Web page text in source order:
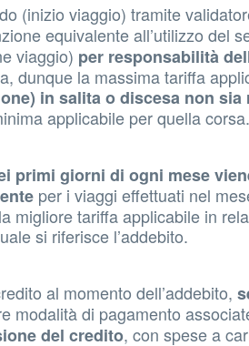
(inizio viaggio) tramite
equivalente all’utilizzo del
viaggio) per responsabilità
dunque la massima tariffa
in salita o discesa non sia
applicabile per quella corsa.
primi giorni di ogni mese
per i viaggi effettuati nel
migliore tariffa applicabile in
si riferisce l’addebito.
al momento dell’addebito,
modalità di pagamento
del credito, con spese a